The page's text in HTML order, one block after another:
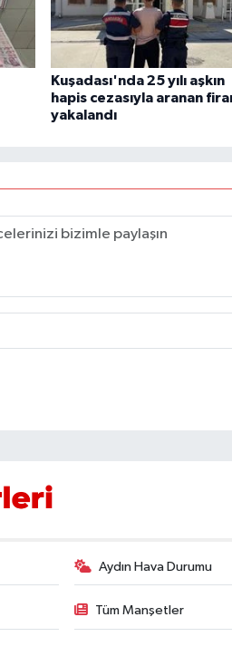
Kuşadası'nda 25 yılı aşkın
hapis cezasıyla aranan
yakalandı
Aydın Hava Durumu
Tüm Manşetler